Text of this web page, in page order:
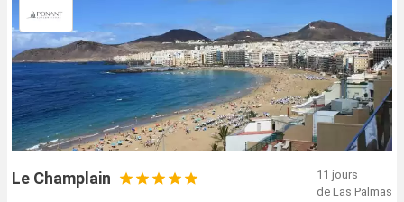
Le Champlain
11 jours
de Las Palmas